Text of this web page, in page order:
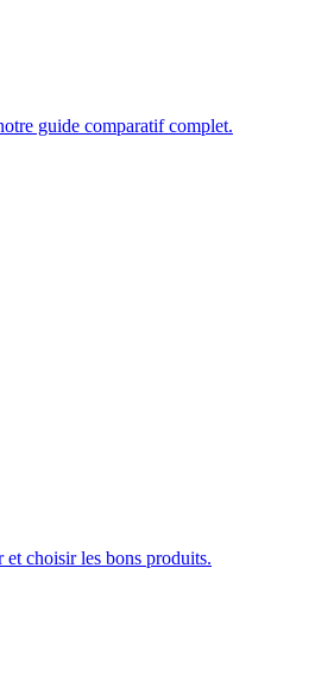
guide comparatif complet.
et choisir les bons produits.